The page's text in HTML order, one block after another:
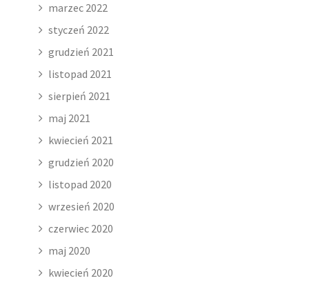
marzec 2022
styczeń 2022
grudzień 2021
listopad 2021
sierpień 2021
maj 2021
kwiecień 2021
grudzień 2020
listopad 2020
wrzesień 2020
czerwiec 2020
maj 2020
kwiecień 2020